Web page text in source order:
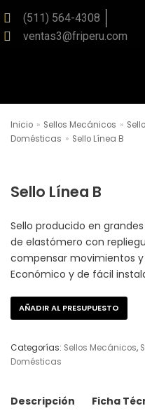
Saltar
(511) 564-4308
ventas3@friperu.com
Inicio » Sellos Mecánicos »
Domésticas » Sello Línea B
Sello Línea B
Sello producido en
de elastómero con
compensar movimientos y
Económico y de fácil
AÑADIR AL PRESUPUESTO
Categorías: Sellos Mecánicos,
Domésticas
Descripción Ficha